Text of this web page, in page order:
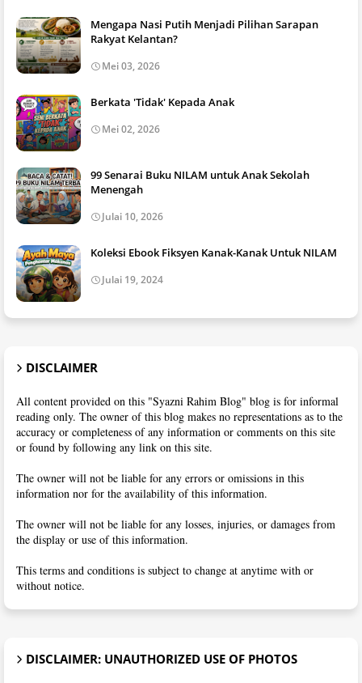
Mengapa Nasi Putih Menjadi Pilihan Sarapan
Rakyat Kelantan?
Mei 03, 2026
Berkata 'Tidak' Kepada Anak
Mei 02, 2026
99 Senarai Buku NILAM untuk Anak Sekolah
Menengah
Julai 10, 2026
Koleksi Ebook Fiksyen Kanak-Kanak Untuk NILAM
Julai 19, 2024
DISCLAIMER
All content provided on this "Syazni Rahim Blog" blog is for informal
reading only. The owner of this blog makes no representations as to the
accuracy or completeness of any information or comments on this site
or found by following any link on this site.
The owner will not be liable for any errors or omissions in this
information nor for the availability of this information.
The owner will not be liable for any losses, injuries, or damages from
the display or use of this information.
This terms and conditions is subject to change at anytime with or
without notice.
DISCLAIMER: UNAUTHORIZED USE OF PHOTOS